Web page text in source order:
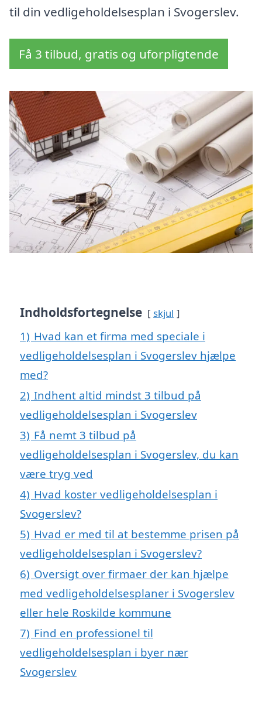
til din vedligeholdelsesplan i Svogerslev.
Få 3 tilbud, gratis og uforpligtende
Indholdsfortegnelse skjul
1) Hvad kan et firma med speciale i
vedligeholdelsesplan i Svogerslev hjælpe
med?
2) Indhent altid mindst 3 tilbud på
vedligeholdelsesplan i Svogerslev
3) Få nemt 3 tilbud på
vedligeholdelsesplan i Svogerslev, du kan
være tryg ved
4) Hvad koster vedligeholdelsesplan i
Svogerslev?
5) Hvad er med til at bestemme prisen på
vedligeholdelsesplan i Svogerslev?
6) Oversigt over firmaer der kan hjælpe
med vedligeholdelsesplaner i Svogerslev
eller hele Roskilde kommune
7) Find en professionel til
vedligeholdelsesplan i byer nær
Svogerslev